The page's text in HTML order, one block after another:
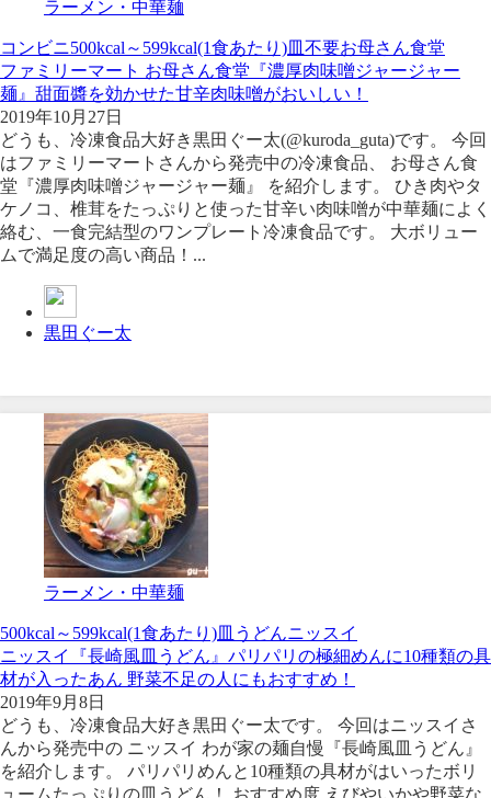
ラーメン・中華麺
コンビニ500kcal～599kcal(1食あたり)皿不要お母さん食堂
ファミリーマート お母さん食堂『濃厚肉味噌ジャージャー
麺』甜面醬を効かせた甘辛肉味噌がおいしい！
2019年10月27日
どうも、冷凍食品大好き黒田ぐー太(@kuroda_guta)です。 今回
はファミリーマートさんから発売中の冷凍食品、 お母さん食
堂『濃厚肉味噌ジャージャー麺』 を紹介します。 ひき肉やタ
ケノコ、椎茸をたっぷりと使った甘辛い肉味噌が中華麺によく
絡む、一食完結型のワンプレート冷凍食品です。 大ボリュー
ムで満足度の高い商品！...
黒田ぐー太
ラーメン・中華麺
500kcal～599kcal(1食あたり)皿うどんニッスイ
ニッスイ『長崎風皿うどん』パリパリの極細めんに10種類の具
材が入ったあん 野菜不足の人にもおすすめ！
2019年9月8日
どうも、冷凍食品大好き黒田ぐー太です。 今回はニッスイさ
んから発売中の ニッスイ わが家の麺自慢『長崎風皿うどん』
を紹介します。 パリパリめんと10種類の具材がはいったボリ
ュームたっぷりの皿うどん！ おすすめ度 えびやいかや野菜な